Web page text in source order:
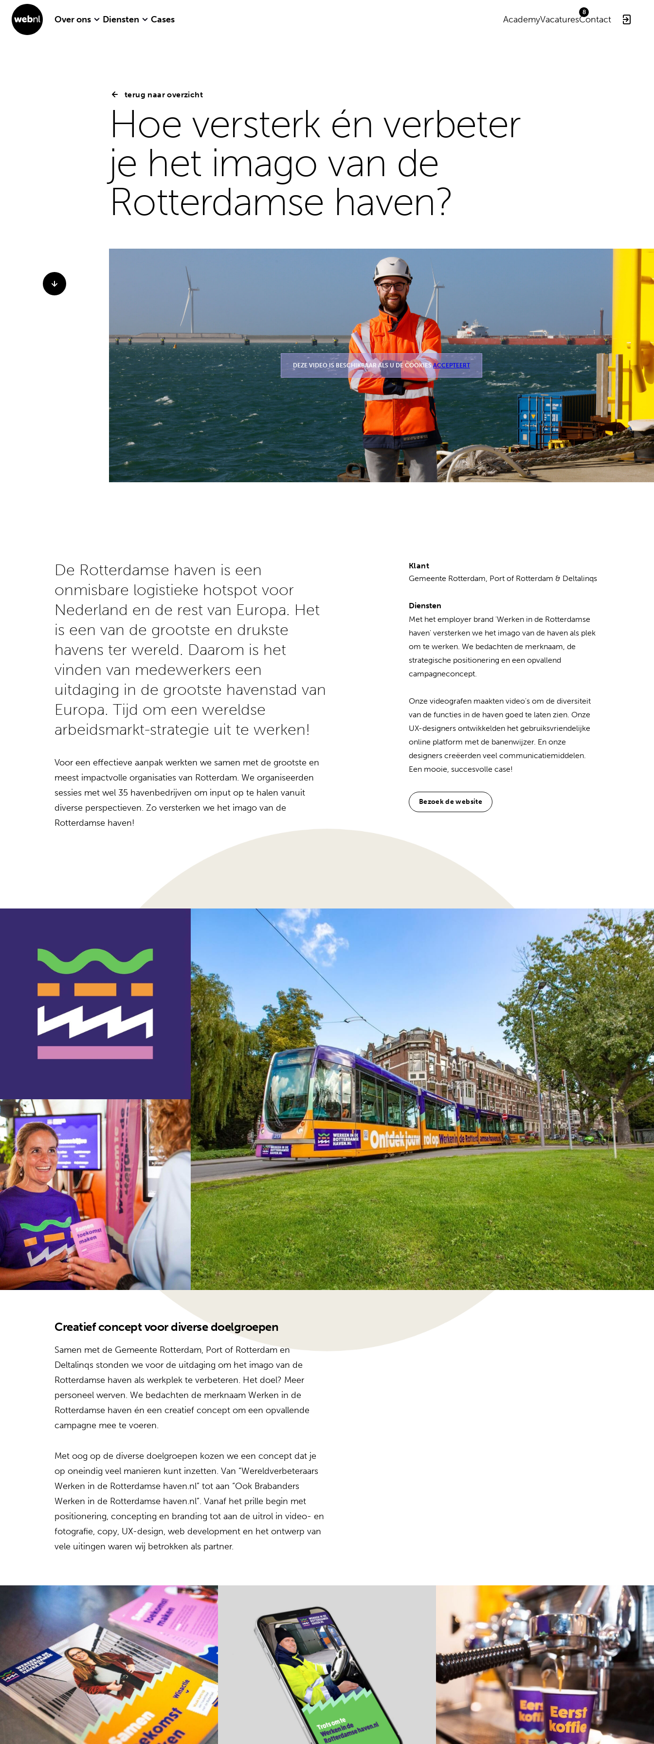
Over ons Diensten Cases AcademyVacaturesContact
terug naar overzicht
Hoe versterk én verbeter
je het imago van de
Rotterdamse haven?
DEZE VIDEO IS BESCHIKBAAR ALS U DE COOKIESACCEPTEERT
De Rotterdamse haven is een
onmisbare logistieke hotspot voor
Nederland en de rest van Europa. Het
is een van de grootste en drukste
havens ter wereld. Daarom is het
vinden van medewerkers een
uitdaging in de grootste havenstad van
Europa. Tijd om een wereldse
arbeidsmarkt-strategie uit te werken!
Voor een effectieve aanpak werkten we samen met de grootste en
meest impactvolle organisaties van Rotterdam. We organiseerden
sessies met wel 35 havenbedrijven om input op te halen vanuit
diverse perspectieven. Zo versterken we het imago van de
Rotterdamse haven!
Klant
Gemeente Rotterdam, Port of Rotterdam & Deltalinqs
Diensten
Met het employer brand 'Werken in de Rotterdamse
haven' versterken we het imago van de haven als plek
om te werken. We bedachten de merknaam, de
strategische positionering en een opvallend
campagneconcept.
Onze videografen maakten video's om de diversiteit
van de functies in de haven goed te laten zien. Onze
UX-designers ontwikkelden het gebruiksvriendelijke
online platform met de banenwijzer. En onze
designers creëerden veel communicatiemiddelen.
Een mooie, succesvolle case!
Bezoek de website
Creatief concept voor diverse doelgroepen
Samen met de Gemeente Rotterdam, Port of Rotterdam en
Deltalinqs stonden we voor de uitdaging om het imago van de
Rotterdamse haven als werkplek te verbeteren. Het doel? Meer
personeel werven. We bedachten de merknaam Werken in de
Rotterdamse haven én een creatief concept om een opvallende
campagne mee te voeren.
Met oog op de diverse doelgroepen kozen we een concept dat je
op oneindig veel manieren kunt inzetten. Van “Wereldverbeteraars
Werken in de Rotterdamse haven.nl” tot aan “Ook Brabanders
Werken in de Rotterdamse haven.nl”. Vanaf het prille begin met
positionering, concepting en branding tot aan de uitrol in video- en
fotografie, copy, UX-design, web development en het ontwerp van
vele uitingen waren wij betrokken als partner.